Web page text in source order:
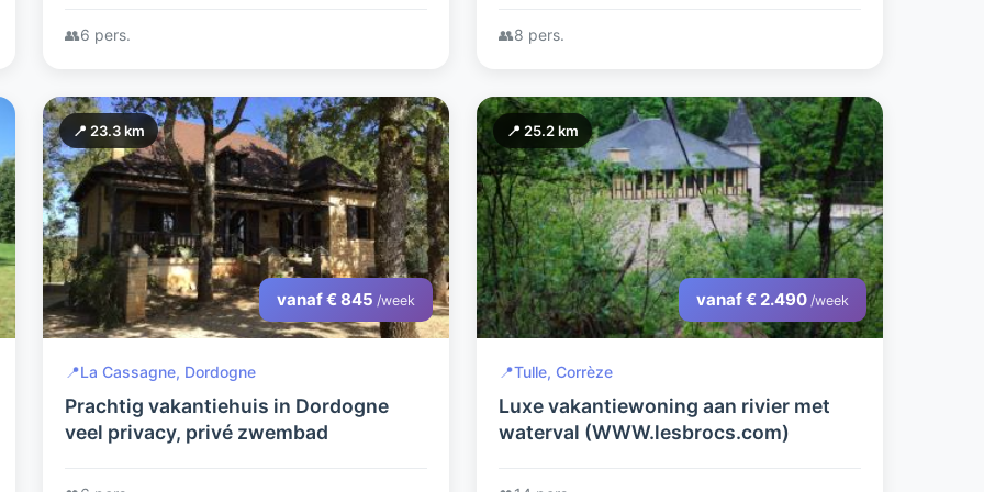
👥6 pers. 👥8 pers.
📍 23.3 km
vanaf € 845 /week
📍La Cassagne, Dordogne
Prachtig vakantiehuis in Dordogne
veel privacy, privé zwembad
📍 25.2 km
vanaf € 2.490 /week
📍Tulle, Corrèze
Luxe vakantiewoning aan rivier met
waterval (WWW.lesbrocs.com)